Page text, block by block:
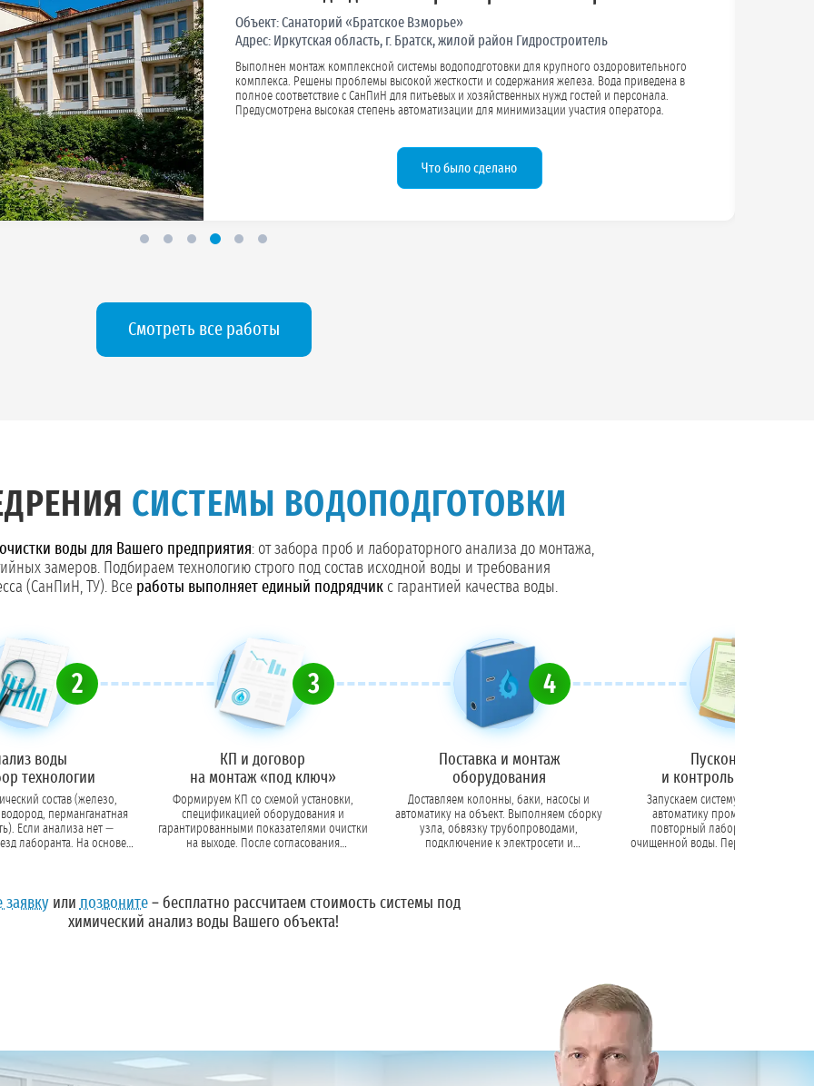
Объект:Санаторий «Братское Взморье»
Адрес: Иркутская область, г. Братск, жилой район Гидростроитель
Выполнен монтаж комплексной системы водоподготовки для крупного оздоровительного
комплекса. Решены проблемы высокой жесткости и содержания железа. Вода приведена в
полное соответствие с СанПиН для питьевых и хозяйственных нужд гостей и персонала.
Предусмотрена высокая степень автоматизации для минимизации участия оператора.
Что было сделано
Смотреть все работы
СИСТЕМЫ ВОДОПОДГОТОВКИ
воды для Вашего предприятия: от забора проб и лабораторного анализа до монтажа,
замеров. Подбираем технологию строго под состав исходной воды и требования
(СанПиН, ТУ). Все работы выполняет единый подрядчикс гарантией качества воды.
2
воды
технологии
состав (железо,
перманганатная
Если анализа нет —
лаборанта. На основе
3
КП и договор
на монтаж «под ключ»
Формируем КП со схемой установки,
спецификацией оборудования и
гарантированными показателями очистки
на выходе. После согласования
4
Поставка и монтаж
оборудования
Доставляем колонны, баки, насосы и
автоматику на объект. Выполняем сборку
узла, обвязку трубопроводами,
подключение к электросети и
Пусконаладка
и контрольный анализ
Запускаем систему,
автоматику промывок.
повторный лабораторный
очищенной воды. Передаем заказчику акт
Оставьте заявкуили позвоните– бесплатно рассчитаем стоимость системы под
химический анализ воды Вашего объекта!